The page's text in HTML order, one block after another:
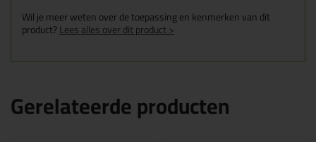
Wil je meer weten over de toepassing en kenmerken van dit
product?Lees alles over dit product >
Gerelateerde producten